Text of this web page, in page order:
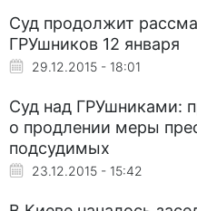
Суд продолжит
ГРУшников 12 января
29.12.2015 - 18:01
Суд над ГРУшниками:
о продлении меры
подсудимых
23.12.2015 - 15:42